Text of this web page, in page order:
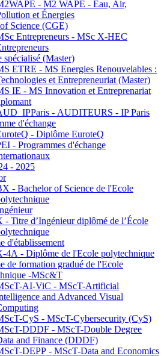
- M2 WAPE - Eau, Air,
et Énergies
Science (CGE)
Entrepreneurs - MSc X-HEC
spécialisé (Master)
ETRE - MS Energies Renouvelables :
et Entrepreneuriat (Master)
IE - MS Innovation et Entreprenariat
- AUDITEURS - IP Paris
d'échange
- Diplôme EuroteQ
- Programmes d'échange
- 2025
- Bachelor of Science de l'Ecole
- Titre d’Ingénieur diplômé de l’École
d'établissement
4A - Diplôme de l'Ecole polytechnique
de formation gradué de l'Ecole
-MSc&T
AI-ViC - MScT-Artificial
and Advanced Visual
CyS - MScT-Cybersecurity (CyS)
DDDF - MScT-Double Degree
and Finance (DDDF)
DEPP - MScT-Data and Economics